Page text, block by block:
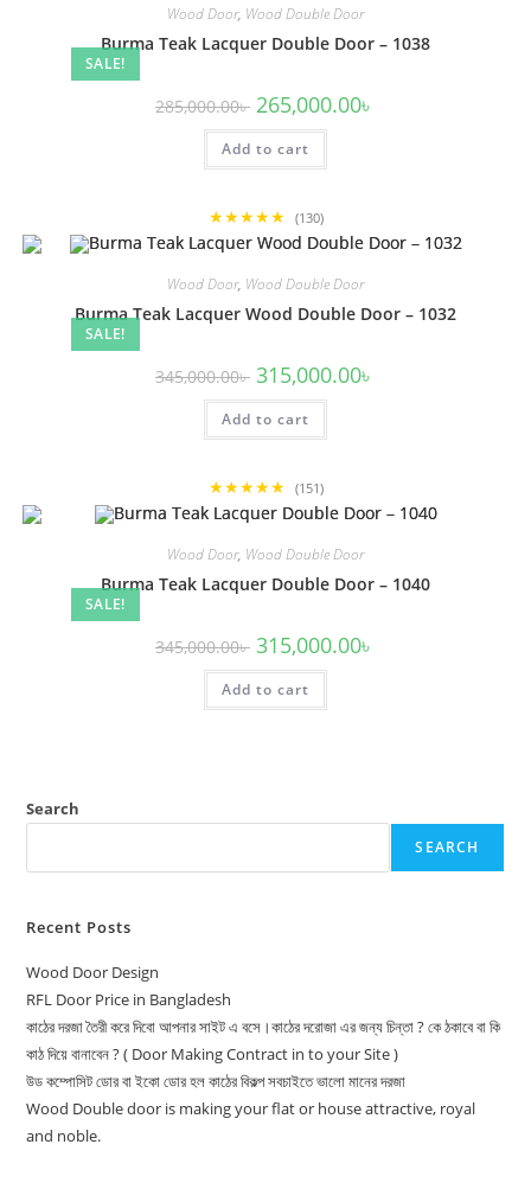
SALE!
Wood Door, Wood Double Door
Burma Teak Lacquer Double Door – 1038
285,000.00৳ Original
price
was:
285,000.00৳ .
265,000.00৳
Add to cart
★★★★★ (130)
SALE!
Wood Door, Wood Double Door
Burma Teak Lacquer Wood Double Door – 1032
345,000.00৳ Original
price
was:
345,000.00৳ .
315,000.00৳
Add to cart
★★★★★ (151)
SALE!
Wood Door, Wood Double Door
Burma Teak Lacquer Double Door – 1040
345,000.00৳ Original
price
was:
345,000.00৳ .
315,000.00৳
Add to cart
Search
SEARCH
Recent Posts
Wood Door Design
RFL Door Price in Bangladesh
কাঠের দরজা তৈরী করে দিবো আপনার সাইট এ বসে।কাঠের দরোজা এর জন্য চিন্তা ? কে ঠকাবে বা কি
কাঠ দিয়ে বানাবেন ? ( Door Making Contract in to your Site )
উড কম্পোসিট ডোর বা ইকো ডোর হল কাঠের বিকল্প সবচাইতে ভালো মানের দরজা
Wood Double door is making your flat or house attractive, royal
and noble.